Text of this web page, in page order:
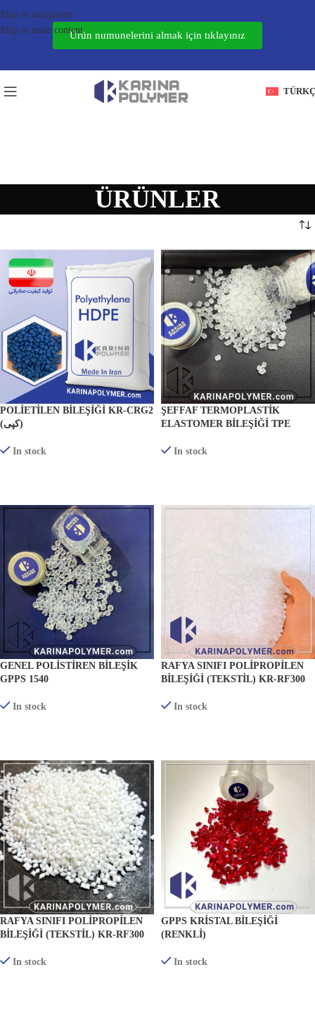
Skip to navigation
Skip to main contentÜrün numunelerini almak için tıklayınız
ÜRÜNLER
POLIETILEN BILEŞIĞI KR-CRG2
(کپی)
In stock
ŞEFFAF TERMOPLASTIK
ELASTOMER BILEŞIĞI TPE
In stock
GENEL POLISTIREN BILEŞIK
GPPS 1540
In stock
RAFYA SINIFI POLIPROPILEN
BILEŞIĞI (TEKSTIL) KR-RF300
In stock
RAFYA SINIFI POLIPROPILEN
BILEŞIĞI (TEKSTIL) KR-RF300
In stock
GPPS KRISTAL BILEŞIĞI
(RENKLI)
In stock